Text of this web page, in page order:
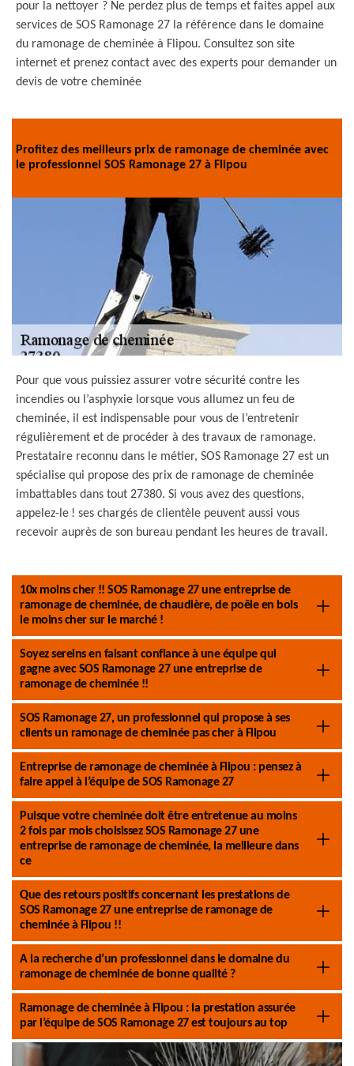
pour la nettoyer ? Ne perdez plus de temps et faites appel aux
services de SOS Ramonage 27 la référence dans le domaine
du ramonage de cheminée à Flipou. Consultez son site
internet et prenez contact avec des experts pour demander un
devis de votre cheminée
Profitez des meilleurs prix de ramonage de cheminée avec
le professionnel SOS Ramonage 27 à Flipou
Pour que vous puissiez assurer votre sécurité contre les
incendies ou l’asphyxie lorsque vous allumez un feu de
cheminée, il est indispensable pour vous de l’entretenir
régulièrement et de procéder à des travaux de ramonage.
Prestataire reconnu dans le métier, SOS Ramonage 27 est un
spécialise qui propose des prix de ramonage de cheminée
imbattables dans tout 27380. Si vous avez des questions,
appelez-le ! ses chargés de clientèle peuvent aussi vous
recevoir auprès de son bureau pendant les heures de travail.
10x moins cher !! SOS Ramonage 27 une entreprise de
ramonage de cheminée, de chaudière, de poêle en bois
le moins cher sur le marché !
Soyez sereins en faisant confiance à une équipe qui
gagne avec SOS Ramonage 27 une entreprise de
ramonage de cheminée !!
SOS Ramonage 27, un professionnel qui propose à ses
clients un ramonage de cheminée pas cher à Flipou
Entreprise de ramonage de cheminée à Flipou : pensez à
faire appel à l’équipe de SOS Ramonage 27
Puisque votre cheminée doit être entretenue au moins
2 fois par mois choisissez SOS Ramonage 27 une
entreprise de ramonage de cheminée, la meilleure dans
ce
Que des retours positifs concernant les prestations de
SOS Ramonage 27 une entreprise de ramonage de
cheminée à Flipou !!
A la recherche d’un professionnel dans le domaine du
ramonage de cheminée de bonne qualité ?
Ramonage de cheminée à Flipou : la prestation assurée
par l’équipe de SOS Ramonage 27 est toujours au top